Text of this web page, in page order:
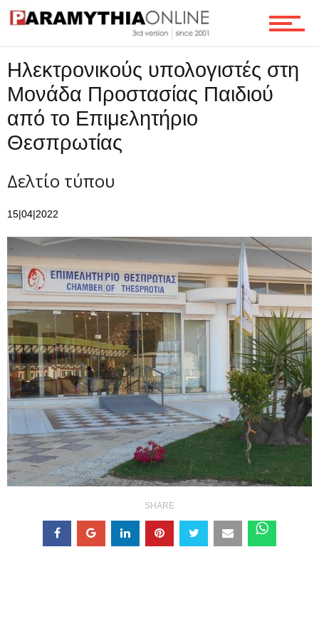
Επικοινωνία
Ηλεκτρονικούς υπολογιστές στη
Μονάδα Προστασίας Παιδιού
από το Επιμελητήριο
Θεσπρωτίας
Δελτίο τύπου
15|04|2022
SHARE